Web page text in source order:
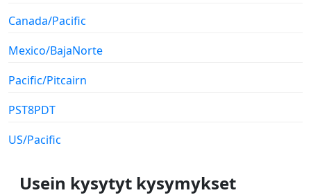
Canada/Pacific
Mexico/BajaNorte
Pacific/Pitcairn
PST8PDT
US/Pacific
Usein kysytyt kysymykset